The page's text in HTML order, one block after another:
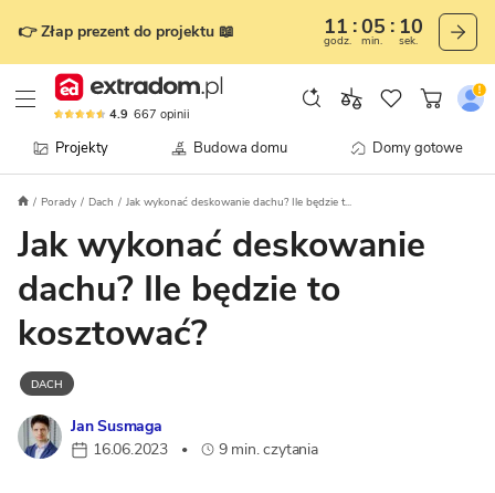
👉 Złap prezent do projektu 📖 11
godz.
05
min.
09
sek.
4.9 667 opinii
Projekty Budowa domu Domy gotowe
Porady Dach Jak wykonać deskowanie dachu? Ile będzie t...
Jak wykonać deskowanie
dachu? Ile będzie to
kosztować?
DACH
Jan Susmaga
16.06.2023
• 9 min. czytania